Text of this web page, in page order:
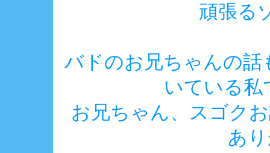
頑張る
バドのお兄ちゃんの
いている私
お兄ちゃん、スゴク
あ